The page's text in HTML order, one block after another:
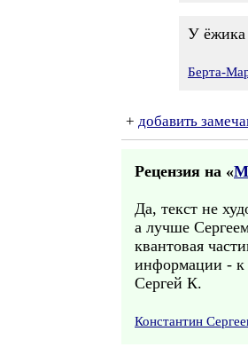
У ёжика
Берта-
+ добавить
Рецензия на «
Да, текст не
а лучше
квантовая
информации - к
Сергей К.
Константин